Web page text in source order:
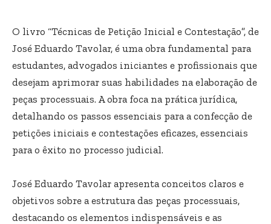
O livro “Técnicas de Petição Inicial e Contestação”, de
José Eduardo Tavolar, é uma obra fundamental para
estudantes, advogados iniciantes e profissionais que
desejam aprimorar suas habilidades na elaboração de
peças processuais. A obra foca na prática jurídica,
detalhando os passos essenciais para a confecção de
petições iniciais e contestações eficazes, essenciais
para o êxito no processo judicial.
José Eduardo Tavolar apresenta conceitos claros e
objetivos sobre a estrutura das peças processuais,
destacando os elementos indispensáveis e as